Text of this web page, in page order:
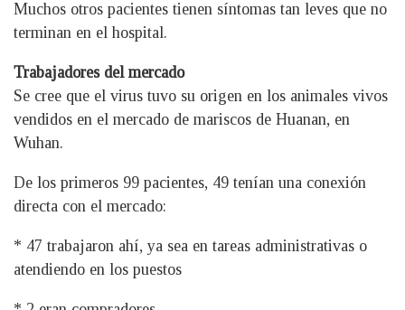
Muchos otros pacientes tienen síntomas tan leves que no
terminan en el hospital.
Trabajadores del mercado
Se cree que el virus tuvo su origen en los animales vivos
vendidos en el mercado de mariscos de Huanan, en
Wuhan.
De los primeros 99 pacientes, 49 tenían una conexión
directa con el mercado:
* 47 trabajaron ahí, ya sea en tareas administrativas o
atendiendo en los puestos